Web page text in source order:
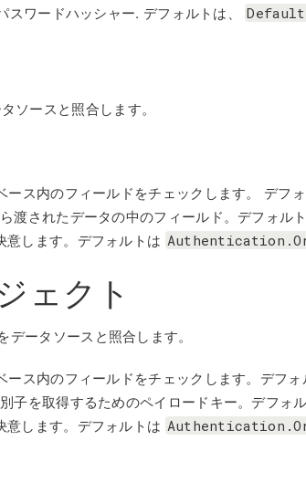
スワードハッシャー. デフォルトは、
ソースと照合します。
ース内のフィールドをチェックします。 デフ
渡されたデータの中のフィールド。デフォル
意します。デフォルトは
ェクト
ータソースと照合します。
ース内のフィールドをチェックします。デフォ
子を取得するためのペイロードキー。デフォ
意します。デフォルトは